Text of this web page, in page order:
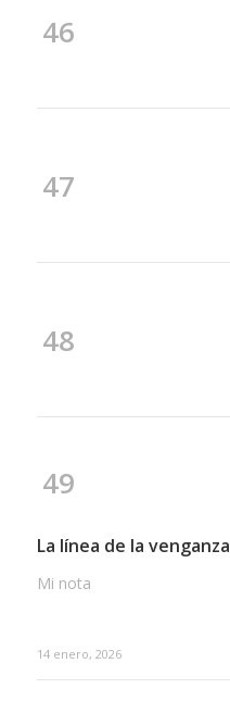
46
47
48
49
La línea de la venganza
Mi nota
14 enero, 2026